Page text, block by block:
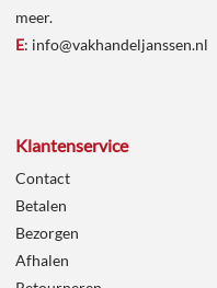
meer.
E: info@vakhandeljanssen.nl
Klantenservice
Contact
Betalen
Bezorgen
Afhalen